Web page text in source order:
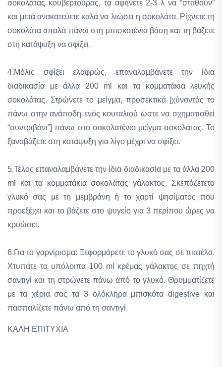
σοκολάτας κουβερτούρας, τα αφήνετε 2-3 λ να “σταθούν”
και μετά ανακατεύετε καλά να λιώσει η σοκολάτα. Ρίχνετε τη
σοκολάτα απαλά πάνω στη μπισκοτένια βάση και τη βάζετε
στη κατάψυξη να σφίξει.
4.Μόλις σφίξει ελαφρώς, επαναλαμβάνετε την ίδια
διαδικασία με άλλα 200 ml και τα κομματάκια λευκής
σοκολάτας. Στρώνετε το μείγμα, προσεκτικά [χύνοντάς το
πάνω στην ανάποδη ενός κουταλιού ώστε να σχηματισθεί
“συντριβάνι”] πάνω στο σοκολατένιο μείγμα σοκολάτας. Το
ξαναβάζετε στη κατάψυξη για λίγο μέχρι να σφίξει.
5.Τέλος επαναλαμβάνετε την ίδια διαδικασία με τα άλλα 200
ml και τα κομματάκια σοκολάτας γάλακτος. Σκεπάζετετο
γλυκό σας με τη μεμβράνη ή το χαρτί ψησίματος που
προεξέχει και το βάζετε στο ψυγείο για 3 περίπου ώρες να
κρυώσει.
6.Για το γαρνίρισμα: Ξεφορμάρετε το γλυκό σας σε πιατέλα.
Χτυπάτε τα υπόλοιπα 100 ml κρέμας γάλακτος σε πηχτή
σαντιγί και τη στρώνετε πάνω από το γλυκό. Θρυμματίζετε
με τα χέρια σας τα 3 ολόκληρα μπισκότα digestive και
πασπαλίζετε πάνω από τη σαντιγί.
ΚΑΛΗ ΕΠΙΤΥΧΙΑ